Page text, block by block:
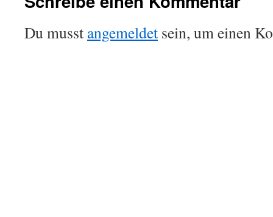
Du musst angemeldet sein, um einen